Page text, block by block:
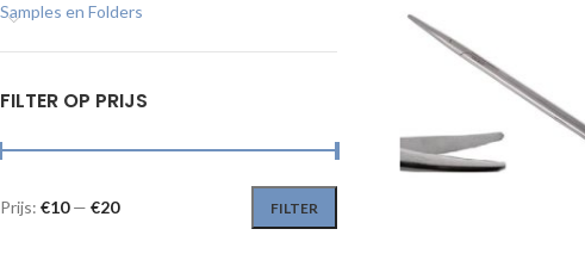
Samples en Folders
FILTER OP PRIJS
FILTER
Prijs: €10— €20